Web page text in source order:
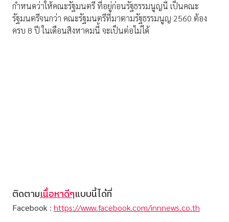
กำหนดว่าให้คณะรัฐมนตรี ที่อยู่ก่อนรัฐธรรมนูญนี้ เป็นคณะ
รัฐมนตรีจนกว่า คณะรัฐมนตรีที่มาตามรัฐธรรมนูญ 2560 ต้อง
ครบ 8 ปี ในเดือนสิงหาคมนี้ จะเป็นต่อไม่ได้
ติดตามเนื้อหาดีๆแบบนี้ได้ที่
Facebook : https://www.facebook.com/innnews.co.th